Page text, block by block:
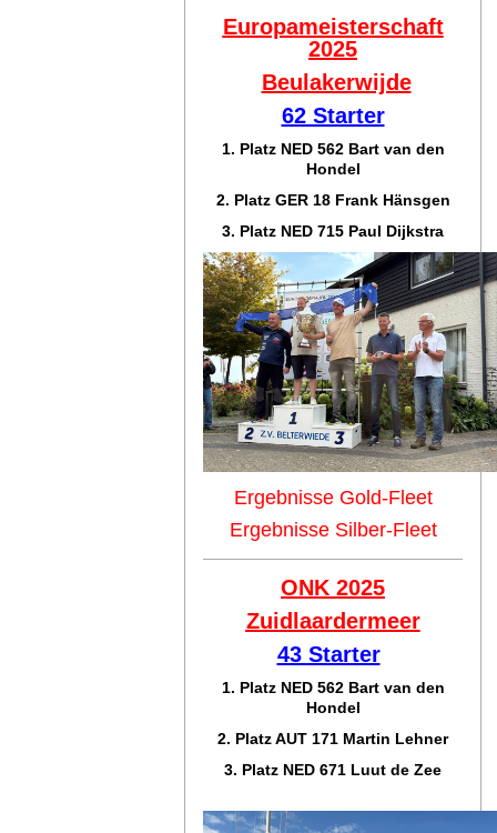
Europameisterschaft
2025
Beulakerwijde
62 Starter
1. Platz NED 562 Bart van den
Hondel
2. Platz GER 18 Frank Hänsgen
3. Platz NED 715 Paul Dijkstra
Ergebnisse Gold-Fleet
Ergebnisse Silber-Fleet
ONK 2025
Zuidlaardermeer
43 Starter
1. Platz NED 562 Bart van den
Hondel
2. Platz AUT 171 Martin Lehner
3. Platz NED 671 Luut de Zee